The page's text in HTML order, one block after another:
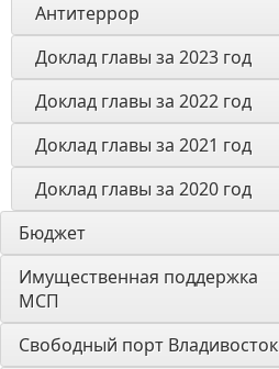
Антитеррор
Доклад главы за 2023 год
Доклад главы за 2022 год
Доклад главы за 2021 год
Доклад главы за 2020 год
Бюджет
Имущественная поддержка
МСП
Свободный порт Владивосток